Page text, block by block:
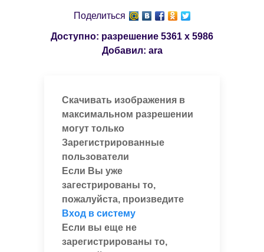
Поделиться
Доступно: разрешение 5361 x 5986
Добавил: ara
Скачивать изображения в
максимальном разрешении
могут только
Зарегистрированные
пользователи
Если Вы уже
загестрированы то,
пожалуйста, произведите
Вход в систему
Если вы еще не
зарегистрированы то,